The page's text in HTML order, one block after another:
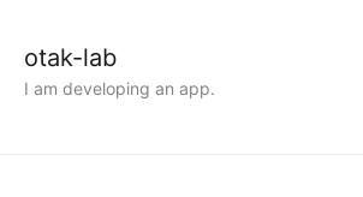
otak-lab
I am developing an app.